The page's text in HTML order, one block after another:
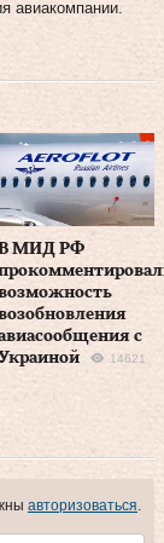
авиакомпании.
МИД РФ
с
Украиной
14621
авторизоваться.